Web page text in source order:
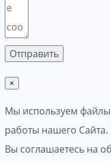
×
Мы используем файлы
работы нашего
Вы соглашаетесь на